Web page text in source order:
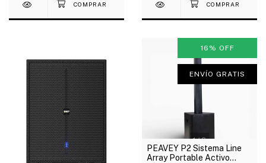
1/3
16 % OFF
ENVÍO GRATIS
PEAVEY P2 Sistema Line
Array Portable Activo